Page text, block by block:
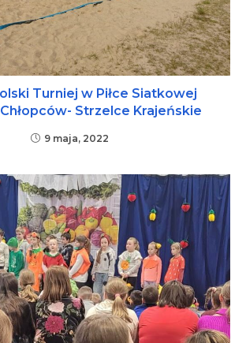
Turniej w Piłce Siatkowej
Strzelce Krajeńskie
9 maja, 2022